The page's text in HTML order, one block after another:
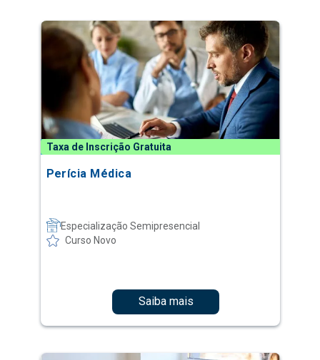
Taxa de Inscrição Gratuita
Perícia Médica
Especialização Semipresencial
Curso Novo
Saiba mais